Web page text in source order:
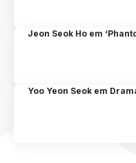
Jeon Seok Ho em
Yoo Yeon Seok em